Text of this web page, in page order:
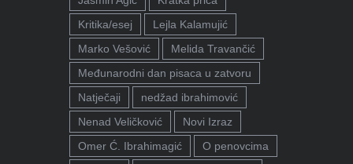
Kritika/esej
Lejla Kalamujić
Marko Vešović
Melida Travančić
Međunarodni dan pisaca u zatvoru
Natječaji
nedžad ibrahimović
Nenad Veličković
Novi Izraz
Omer Ć. Ibrahimagić
O penovcima